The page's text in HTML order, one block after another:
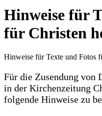
Hinweise für
für Christen
Hinweise für Texte und Fotos
Für die Zusendung von
in der Kirchenzeitung
folgende Hinweise zu